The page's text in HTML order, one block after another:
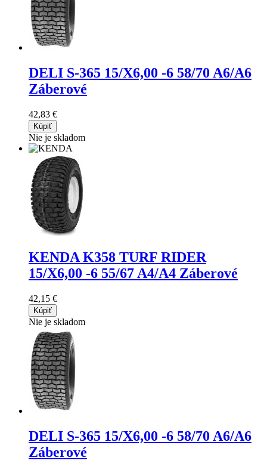
DELI S-365 15/X6,00 -6 58/70 A6/A6
Záberové
42,83 €
Kúpiť
Nie je skladom
KENDA K358 TURF RIDER
15/X6,00 -6 55/67 A4/A4 Záberové
42,15 €
Kúpiť
Nie je skladom
DELI S-365 15/X6,00 -6 58/70 A6/A6
Záberové